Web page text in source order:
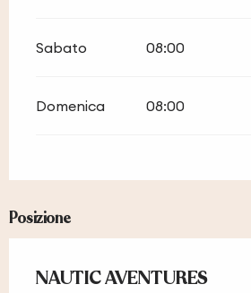
Sabato 08:00
Domenica 08:00
Posizione
NAUTIC AVENTURES